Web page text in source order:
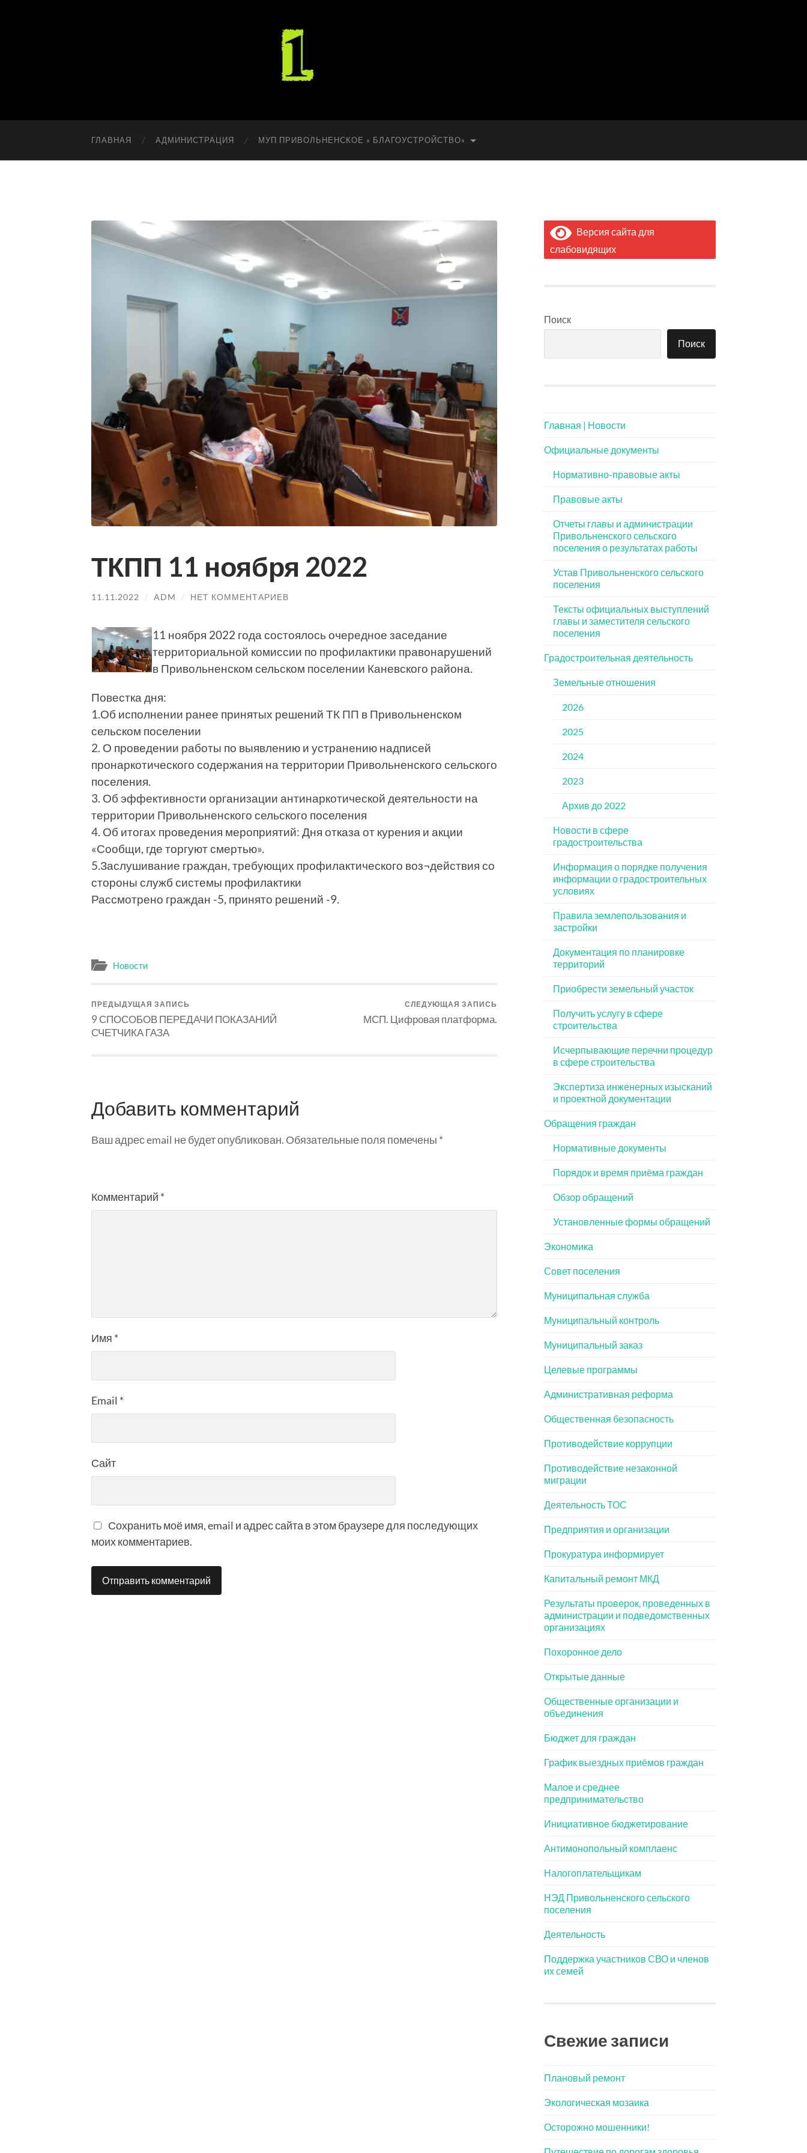
ГЛАВНАЯ АДМИНИСТРАЦИЯ МУП ПРИВОЛЬНЕНСКОЕ » БЛАГОУСТРОЙСТВО»
ТКПП 11 ноября 2022
11.11.2022 / ADM / НЕТ КОММЕНТАРИЕВ
11 ноября 2022 года состоялось очередное заседание
территориальной комиссии по профилактики правонарушений
в Привольненском сельском поселении Каневского района.
Повестка дня:
1.Об исполнении ранее принятых решений ТК ПП в Привольненском
сельском поселении
2. О проведении работы по выявлению и устранению надписей
пронаркотического содержания на территории Привольненского сельского
поселения.
3. Об эффективности организации антинаркотической деятельности на
территории Привольненского сельского поселения
4. Об итогах проведения мероприятий: Дня отказа от курения и акции
«Сообщи, где торгуют смертью».
5.Заслушивание граждан, требующих профилактического воз¬действия со
стороны служб системы профилактики
Рассмотрено граждан -5, принято решений -9.
Новости
ПРЕДЫДУЩАЯ ЗАПИСЬ
9 СПОСОБОВ ПЕРЕДАЧИ ПОКАЗАНИЙ
СЧЕТЧИКА ГАЗА
СЛЕДУЮЩАЯ ЗАПИСЬ
МСП. Цифровая платформа.
Добавить комментарий
Ваш адрес email не будет опубликован. Обязательные поля помечены *
Комментарий *
Имя *
Email *
Сайт
Сохранить моё имя, email и адрес сайта в этом браузере для последующих
моих комментариев.
Версия сайта для
слабовидящих
Поиск
Поиск
Главная | Новости
Официальные документы
Нормативно-правовые акты
Правовые акты
Отчеты главы и администрации
Привольненского сельского
поселения о результатах работы
Устав Привольненского сельского
поселения
Тексты официальных выступлений
главы и заместителя сельского
поселения
Градостроительная деятельность
Земельные отношения
2026
2025
2024
2023
Архив до 2022
Новости в сфере
градостроительства
Информация о порядке получения
информации о градостроительных
условиях
Правила землепользования и
застройки
Документация по планировке
территорий
Приобрести земельный участок
Получить услугу в сфере
строительства
Исчерпывающие перечни процедур
в сфере строительства
Экспертиза инженерных изысканий
и проектной документации
Обращения граждан
Нормативные документы
Порядок и время приёма граждан
Обзор обращений
Установленные формы обращений
Экономика
Совет поселения
Муниципальная служба
Муниципальный контроль
Муниципальный заказ
Целевые программы
Административная реформа
Общественная безопасность
Противодействие коррупции
Противодействие незаконной
миграции
Деятельность ТОС
Предприятия и организации
Прокуратура информирует
Капитальный ремонт МКД
Результаты проверок, проведенных в
администрации и подведомственных
организациях
Похоронное дело
Открытые данные
Общественные организации и
объединения
Бюджет для граждан
График выездных приёмов граждан
Малое и среднее
предпринимательство
Инициативное бюджетирование
Антимонопольный комплаенс
Налогоплательщикам
НЭД Привольненского сельского
поселения
Деятельность
Поддержка участников СВО и членов
их семей
Свежие записи
Плановый ремонт
Экологическая мозаика
Осторожно мошенники!